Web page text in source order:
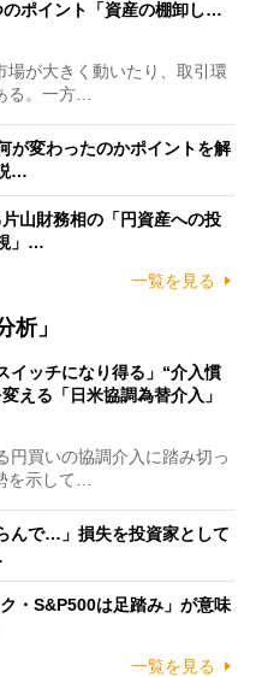
ポイント「資産の棚卸し…
が大きく動いたり、取引環
る。一方…
が変わったのかポイントを解
…
山財務相の「円資産への投
」…
一覧を見る
析」
イッチになり得る」“介入慣
える「日米協調為替介入」
買いの協調介入に踏み切っ
を示して…
んで…」損失を投資家として
・S&P500は足踏み」が意味
一覧を見る